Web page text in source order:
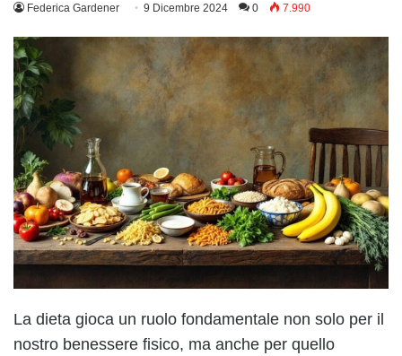
Federica Gardener 9 Dicembre 2024 0 7.990
La dieta gioca un ruolo fondamentale non solo per il
nostro benessere fisico, ma anche per quello